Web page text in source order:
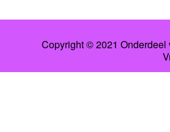
Copyright © 2021 Onderdeel